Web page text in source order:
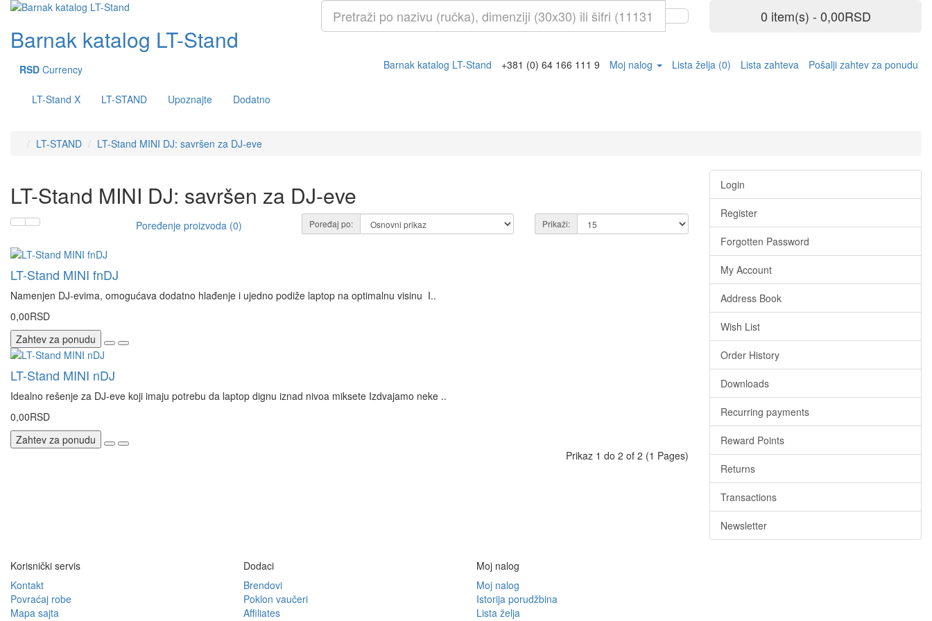
Barnak katalog LT-Stand
0 item(s) - 0,00RSD
RSD Currency Barnak katalog LT-Stand +381 (0) 64 166 111 9 Moj nalog Lista želja (0) Lista zahteva Pošalji zahtev za ponudu
LT-Stand X LT-STAND Upoznajte Dodatno
LT-STAND LT-Stand MINI DJ: savršen za DJ-eve
LT-Stand MINI DJ: savršen za DJ-eve
Poređenje proizvoda (0) Poređaj po: Prikaži:
LT-Stand MINI fnDJ
Namenjen DJ-evima, omogućava dodatno hlađenje i ujedno podiže laptop na optimalnu visinu I..
0,00RSD
Zahtev za ponudu
LT-Stand MINI nDJ
Idealno rešenje za DJ-eve koji imaju potrebu da laptop dignu iznad nivoa miksete Izdvajamo neke ..
0,00RSD
Zahtev za ponudu
Prikaz 1 do 2 of 2 (1 Pages)
Login
Register
Forgotten Password
My Account
Address Book
Wish List
Order History
Downloads
Recurring payments
Reward Points
Returns
Transactions
Newsletter
Korisnički servis
Kontakt
Povraćaj robe
Mapa sajta
Dodaci
Brendovi
Poklon vaučeri
Affiliates
Moj nalog
Moj nalog
Istorija porudžbina
Lista želja